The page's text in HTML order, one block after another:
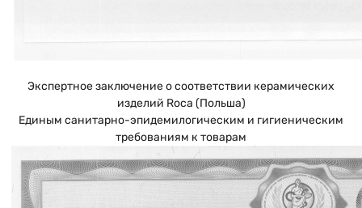
Экспертное заключение о соответствии керамических
изделий Roca (Польша)
Единым санитарно-эпидемилогическим и гигиеническим
требованиям к товарам